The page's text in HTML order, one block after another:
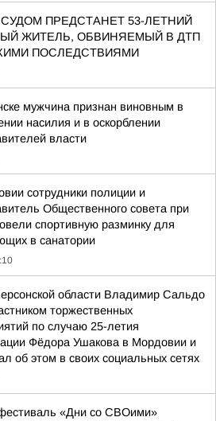
ПРЕДСТАНЕТ 53-ЛЕТНИЙ
ЖИТЕЛЬ, ОБВИНЯЕМЫЙ В ДТП
ПОСЛЕДСТВИЯМИ
мужчина признан виновным в
насилия и в оскорблении
власти
сотрудники полиции и
Общественного совета при
спортивную разминку для
в санатории
области Владимир Сальдо
торжественных
по случаю 25-летия
Фёдора Ушакова в Мордовии и
об этом в своих социальных сетях
«Дни со СВОими»